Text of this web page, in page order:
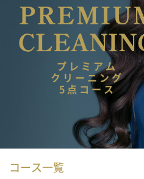
プレミアム
クリーニング
5点コース
コース一覧
衣類クリーニング
衣類クリーニング
布団クリーニング